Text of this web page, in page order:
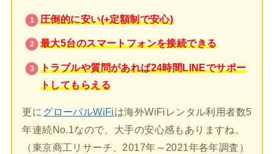
圧倒的に安い(+定額制で安心)
最大5台のスマートフォンを接続できる
トラブルや質問があれば24時間LINEでサポー
トしてもらえる
更に グローバルWiFiは海外WiFiレンタル利用者数5
年連続No.1なので、大手の安心感もありますね。
（東京商工リサーチ、2017年～2021年各年調査）